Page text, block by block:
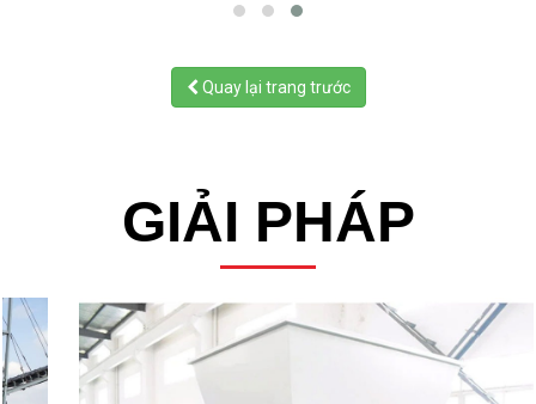
Quay lại trang trước
GIẢI PHÁP